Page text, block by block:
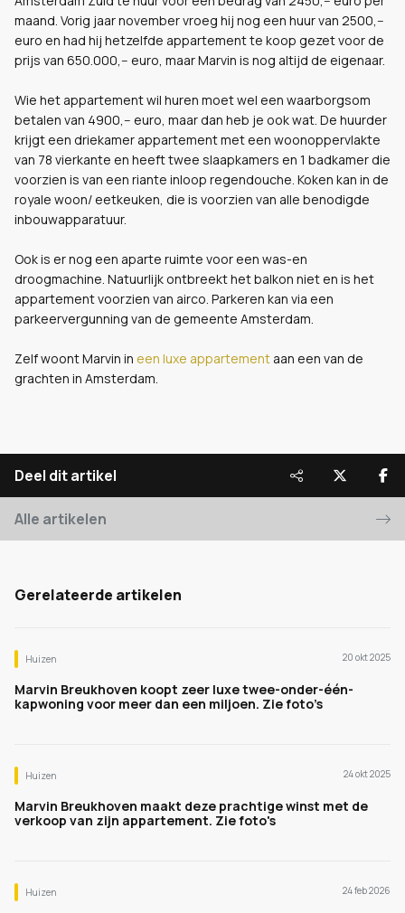
maand. Vorig jaar november vroeg hij nog een huur van 2500,--
euro en had hij hetzelfde appartement te koop gezet voor de
prijs van 650.000,-- euro, maar Marvin is nog altijd de eigenaar.
Wie het appartement wil huren moet wel een waarborgsom
betalen van 4900,-- euro, maar dan heb je ook wat. De huurder
krijgt een driekamer appartement met een woonoppervlakte
van 78 vierkante en heeft twee slaapkamers en 1 badkamer die
voorzien is van een riante inloop regendouche. Koken kan in de
royale woon/ eetkeuken, die is voorzien van alle benodigde
inbouwapparatuur.
Ook is er nog een aparte ruimte voor een was-en
droogmachine. Natuurlijk ontbreekt het balkon niet en is het
appartement voorzien van airco. Parkeren kan via een
parkeervergunning van de gemeente Amsterdam.
Zelf woont Marvin in een luxe appartement aan een van de
grachten in Amsterdam.
Deel dit artikel
Alle artikelen
Gerelateerde artikelen
Huizen 20 okt 2025
Marvin Breukhoven koopt zeer luxe twee-onder-één-
kapwoning voor meer dan een miljoen. Zie foto’s
Huizen 24 okt 2025
Marvin Breukhoven maakt deze prachtige winst met de
verkoop van zijn appartement. Zie foto's
Huizen 24 feb 2026